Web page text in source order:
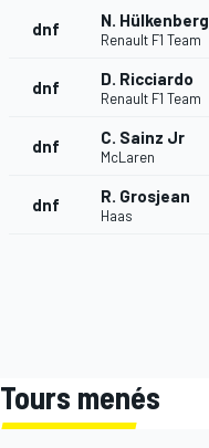
dnf N. Hülkenberg
Renault F1 Team
dnf D. Ricciardo
Renault F1 Team
dnf C. Sainz Jr
McLaren
dnf R. Grosjean
Haas
Tours menés